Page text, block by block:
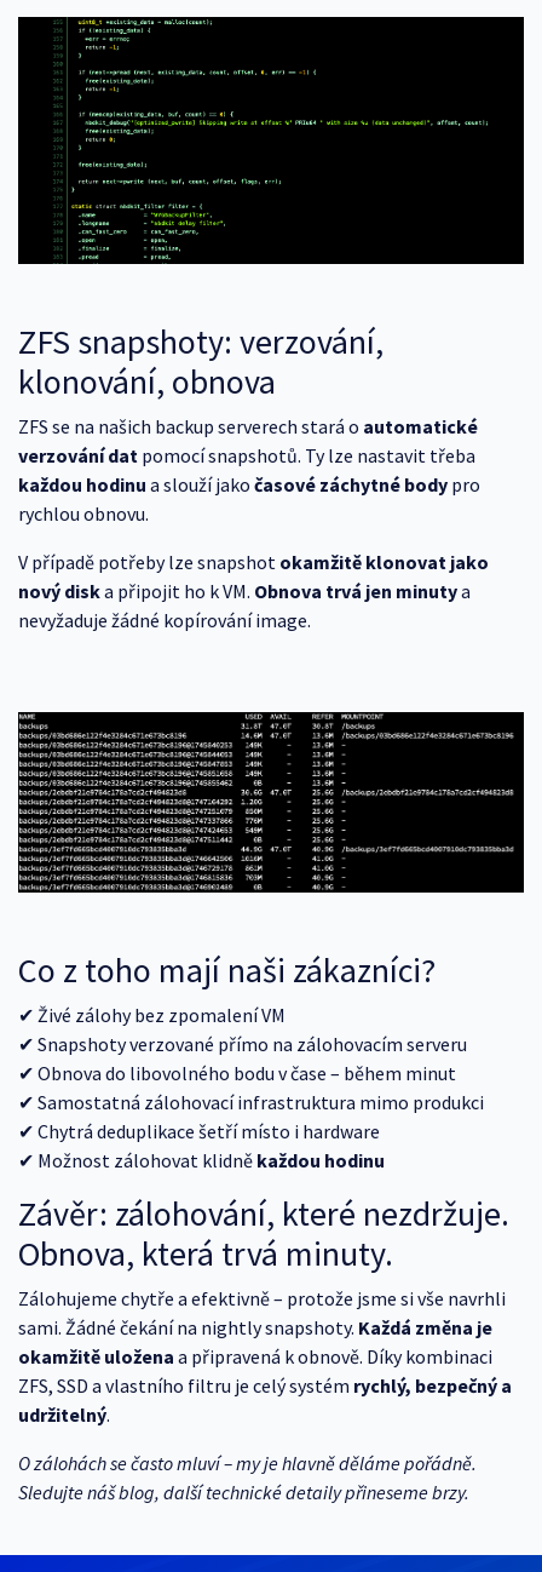
ZFS snapshoty: verzování,
klonování, obnova
ZFS se na našich backup serverech stará o automatické
verzování dat pomocí snapshotů. Ty lze nastavit třeba
každou hodinu a slouží jako časové záchytné body pro
rychlou obnovu.
V případě potřeby lze snapshot okamžitě klonovat jako
nový diska připojit ho k VM. Obnova trvá jen minutya
nevyžaduje žádné kopírování image.
Co z toho mají naši zákazníci?
✔ Živé zálohy bez zpomalení VM
✔ Snapshoty verzované přímo na zálohovacím serveru
✔ Obnova do libovolného bodu v čase – během minut
✔ Samostatná zálohovací infrastruktura mimo produkci
✔ Chytrá deduplikace šetří místo i hardware
✔ Možnost zálohovat klidně každou hodinu
Závěr: zálohování, které nezdržuje.
Obnova, která trvá minuty.
Zálohujeme chytře a efektivně – protože jsme si vše navrhli
sami. Žádné čekání na nightly snapshoty. Každá změna je
okamžitě uložena a připravená k obnově. Díky kombinaci
ZFS, SSD a vlastního filtru je celý systém rychlý, bezpečný a
udržitelný.
O zálohách se často mluví – my je hlavně děláme pořádně.
Sledujte náš blog, další technické detaily přineseme brzy.